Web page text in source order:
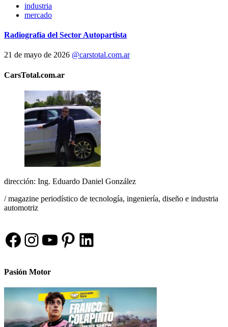
industria
mercado
Radiografía del Sector Autopartista
21 de mayo de 2026 @carstotal.com.ar
CarsTotal.com.ar
dirección: Ing. Eduardo Daniel González
/ magazine periodístico de tecnología, ingeniería, diseño e industria
automotriz
Facebook
Instagram
YouTube
Pinterest
LinkedIn
Pasión Motor